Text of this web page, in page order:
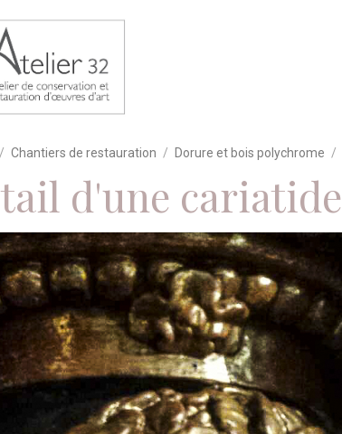
Chantiers de restauration Dorure et bois polychrome
d'une cariatide